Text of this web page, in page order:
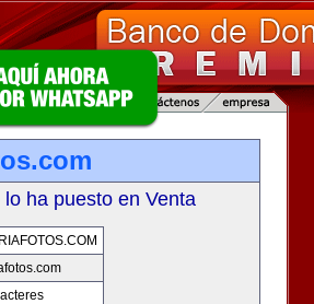
ha puesto en Venta